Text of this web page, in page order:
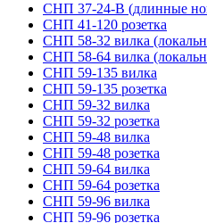
СНП 37-24-В (длинные
СНП 41-120 розетка
СНП 58-32 вилка
СНП 58-64 вилка
СНП 59-135 вилка
СНП 59-135 розетка
СНП 59-32 вилка
СНП 59-32 розетка
СНП 59-48 вилка
СНП 59-48 розетка
СНП 59-64 вилка
СНП 59-64 розетка
СНП 59-96 вилка
СНП 59-96 розетка